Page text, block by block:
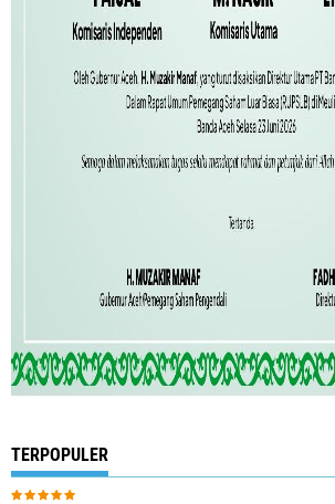
TERPOPULER